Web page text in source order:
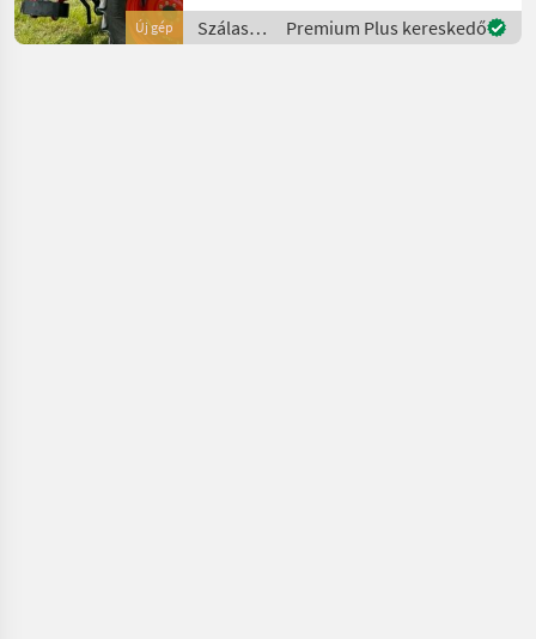
Új gép
pontos felfüggesztés, I+II.
kategória - Minden alk
Szálastakarmány
betakarítók
Premium Plus kereskedő